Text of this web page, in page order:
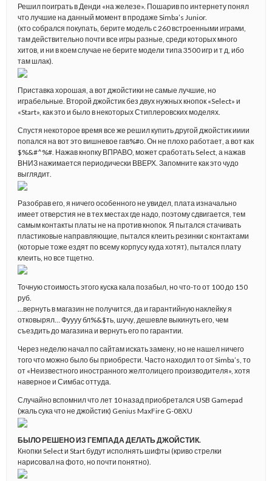
Решил поиграть в Денди «на железе». Пошарив по интернету понял
что лучшие на данный момент в продаже Simba’s Junior.
(кто собрался покупать, берите модель с 260 встроенными играми,
там действительно почти все игры разные, среди которых много
хитов, и ни в коем случае не берите модели типа 3500 игр и т д, ибо
там шлак).
Приставка хорошая, а вот джойстики не самые лучшие, но
играбельные. Второй джойстик без двух нужных кнопок «Select» и
«Start», как это и было в некоторых Стиплеровских моделях.
Спустя некоторое время все же решил купить другой джойстик ииии
попался на вот это вишневое гав%#о. Он не плохо работает, а вот как
$%&#^%#. Нажав кнопку ВПРАВО, может сработать Select, а нажав
ВНИЗ нажимается периодически ВВЕРХ. Запомните как это чудо
выглядит.
Разобрав его, я ничего особенного не увидел, плата изначально
имеет отверстия не в тех местах где надо, поэтому сдвигается, тем
самым контакты платы не на против кнопок. Я пытался стачивать
пластиковые направляющие, пытался клеить резинки с контактами
(которые тоже ездят по всему корпусу куда хотят), пытался плату
клеить, но все тщетно.
Точную стоимость этого куска кала позабыл, но что-то от 100 до 150
руб.
…вернуть в магазин не получится, да и гарантийную наклейку я
отковырял… Фуууу бл%&$ть, шучу, дешевле выкинуть его, чем
съездить до магазина и вернуть его по гарантии.
Через неделю начал по сайтам искать замену, но не нашел ничего
того что можно было бы приобрести. Часто находил то от Simba’s, то
от «Неизвестного иностранного желтолицего производителя», хотя
наверное и Симбас оттуда.
Случайно вспомнил что лет 10 назад приобретался USB Gamepad
(жаль сука что не джойстик) Genius MaxFire G-08XU
БЫЛО РЕШЕНО ИЗ ГЕМПАДА ДЕЛАТЬ ДЖОЙСТИК.
Кнопки Select и Start будут исполнять шифты (криво стрелки
нарисовал на фото, но почти понятно).